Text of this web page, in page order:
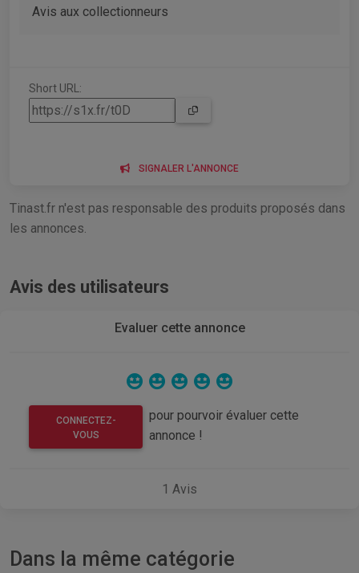
Avis aux collectionneurs
Short URL:
SIGNALER L'ANNONCE
Tinast.fr n'est pas responsable des produits proposés dans
les annonces.
Avis des utilisateurs
Evaluer cette annonce
CONNECTEZ-
VOUS
pour pourvoir évaluer cette
annonce !
1 Avis
Dans la même catégorie